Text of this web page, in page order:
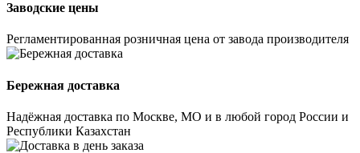
Заводские цены
Регламентированная розничная цена от завода производителя
Бережная доставка
Надёжная доставка по Москве, МО и в любой город России и
Республики Казахстан